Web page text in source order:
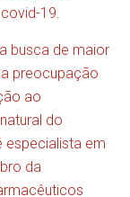
19.
busca de maior
preocupação
ao
do
especialista em
da